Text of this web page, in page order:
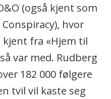
(også kjent som
hvor
kjent fra «Hjem til
var med. Rudberg
182 000 følgere
tvil vil kaste seg